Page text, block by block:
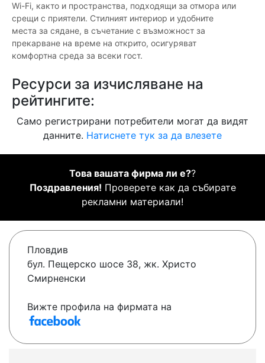
Wi-Fi, както и пространства, подходящи за отмора или
срещи с приятели. Стилният интериор и удобните
места за сядане, в съчетание с възможност за
прекарване на време на открито, осигуряват
комфортна среда за всеки гост.
Ресурси за изчисляване на
рейтингите:
Само регистрирани потребители могат да видят
данните. Натиснете тук за да влезете
Това вашата фирма ли е??
Поздравления! Проверете как да събирате
рекламни материали!
Пловдив
бул. Пещерско шосе 38, жк. Христо
Смирненски
Вижте профила на фирмата на